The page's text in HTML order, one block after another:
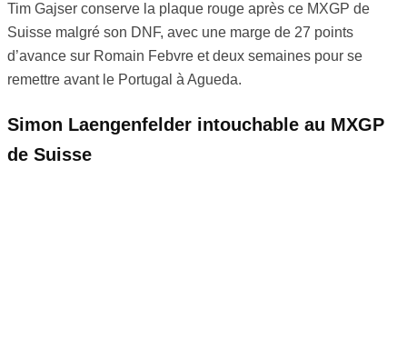
Tim Gajser conserve la plaque rouge après ce MXGP de
Suisse malgré son DNF, avec une marge de 27 points
d’avance sur Romain Febvre et deux semaines pour se
remettre avant le Portugal à Agueda.
Simon Laengenfelder intouchable au MXGP
de Suisse